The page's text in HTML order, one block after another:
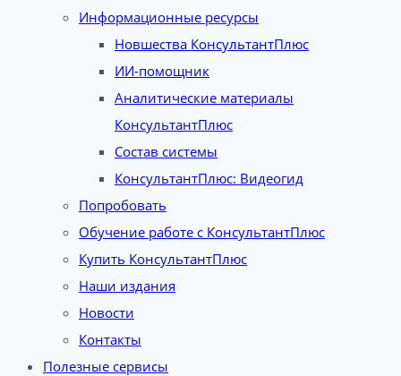
Информационные ресурсы
Новшества КонсультантПлюс
ИИ-помощник
Аналитические материалы
КонсультантПлюс
Состав системы
КонсультантПлюс: Видеогид
Попробовать
Обучение работе с КонсультантПлюс
Купить КонсультантПлюс
Наши издания
Новости
Контакты
Полезные сервисы